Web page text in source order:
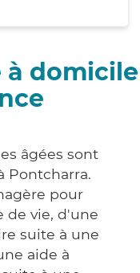
à domicile
âgées sont
Pontcharra.
pour
de vie, d'une
suite à une
aide à